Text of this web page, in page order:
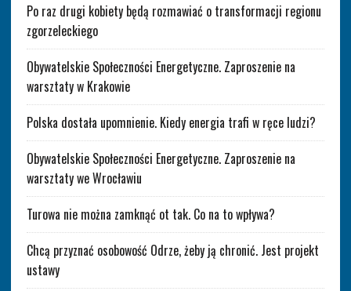
Po raz drugi kobiety będą rozmawiać o transformacji regionu
zgorzeleckiego
Obywatelskie Społeczności Energetyczne. Zaproszenie na
warsztaty w Krakowie
Polska dostała upomnienie. Kiedy energia trafi w ręce ludzi?
Obywatelskie Społeczności Energetyczne. Zaproszenie na
warsztaty we Wrocławiu
Turowa nie można zamknąć ot tak. Co na to wpływa?
Chcą przyznać osobowość Odrze, żeby ją chronić. Jest projekt
ustawy